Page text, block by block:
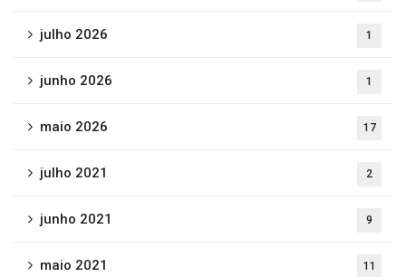
julho 2026 1
junho 2026 1
maio 2026 17
julho 2021 2
junho 2021 9
maio 2021 11